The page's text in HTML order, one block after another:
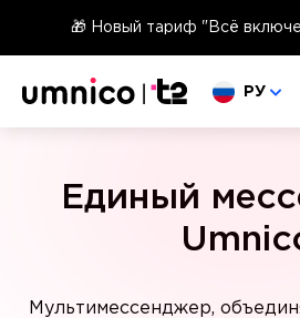
🎁 Новый тариф "Всё
Выберите
РУ
Единый
Мультимессенджер,